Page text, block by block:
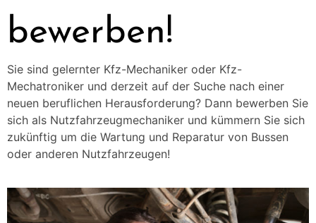
bewerben!
Sie sind gelernter Kfz-Mechaniker oder Kfz-
Mechatroniker und derzeit auf der Suche nach einer
neuen beruflichen Herausforderung? Dann bewerben Sie
sich als Nutzfahrzeugmechaniker und kümmern Sie sich
zukünftig um die Wartung und Reparatur von Bussen
oder anderen Nutzfahrzeugen!